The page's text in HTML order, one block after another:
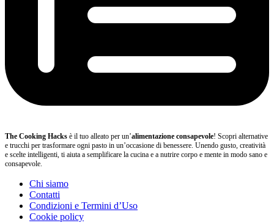
The Cooking Hacks è il tuo alleato per un’alimentazione consapevole! Scopri alternative
e trucchi per trasformare ogni pasto in un’occasione di benessere. Unendo gusto, creatività
e scelte intelligenti, ti aiuta a semplificare la cucina e a nutrire corpo e mente in modo sano e
consapevole.
Chi siamo
Contatti
Condizioni e Termini d’Uso
Cookie policy